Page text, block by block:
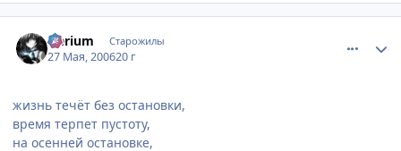
Nerium Старожилы
27 Мая, 200620 г
жизнь течёт без остановки,
время терпет пустоту,
на осенней остановке,